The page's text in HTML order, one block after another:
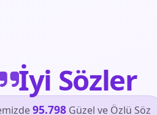
İyi Sözler
95.798Güzel ve Özlü Söz